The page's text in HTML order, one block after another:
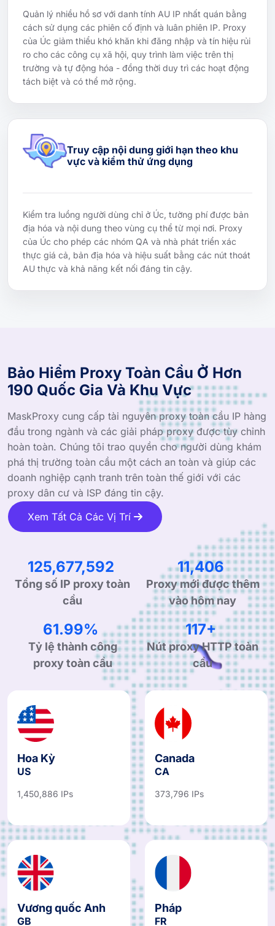
Quản lý nhiều hồ sơ với danh tính AU IP nhất quán bằng
cách sử dụng các phiên cố định và luân phiên IP. Proxy
của Úc giảm thiểu khó khăn khi đăng nhập và tín hiệu rủi
ro cho các công cụ xã hội, quy trình làm việc trên thị
trường và tự động hóa - đồng thời duy trì các hoạt động
tách biệt và có thể mở rộng.
Truy cập nội dung giới hạn theo khu
vực và kiểm thử ứng dụng
Kiểm tra luồng người dùng chỉ ở Úc, tường phí được bản
địa hóa và nội dung theo vùng cụ thể từ mọi nơi. Proxy
của Úc cho phép các nhóm QA và nhà phát triển xác
thực giá cả, bản địa hóa và hiệu suất bằng các nút thoát
AU thực và khả năng kết nối đáng tin cậy.
Bảo Hiểm Proxy Toàn Cầu Ở Hơn
190 Quốc Gia Và Khu Vực
MaskProxy cung cấp tài nguyên proxy toàn cầu IP hàng
đầu trong ngành và các giải pháp proxy được tùy chỉnh
hoàn toàn. Chúng tôi trao quyền cho người dùng khám
phá thị trường toàn cầu một cách an toàn và giúp các
doanh nghiệp cạnh tranh trên toàn thế giới với các
proxy dân cư và ISP đáng tin cậy.
Xem Tất Cả Các Vị Trí
200,119,165
Tổng số IP proxy toàn
cầu
18,162
Proxy mới được thêm
vào hôm nay
98.98%
Tỷ lệ thành công
proxy toàn cầu
188+
Nút proxy HTTP toàn
cầu
Hoa Kỳ
US
1,450,886 IPs
Canada
CA
373,796 IPs
Vương quốc Anh
GB
Pháp
FR